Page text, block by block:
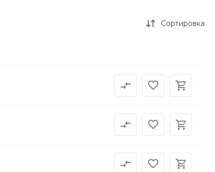
Сортировка